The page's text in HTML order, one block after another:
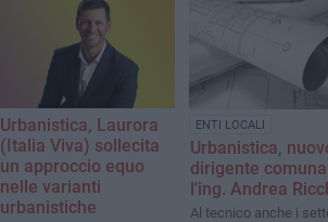
Urbanistica, Laurora
(Italia Viva) sollecita
un approccio equo
nelle varianti
urbanistiche
ENTI LOCALI
Urbanistica,
dirigente
l'ing. Andrea
Al tecnico anche i